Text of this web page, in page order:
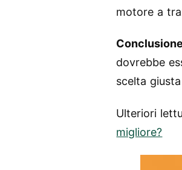
motore a
dovrebbe
scelta
Ulteriori
migliore?